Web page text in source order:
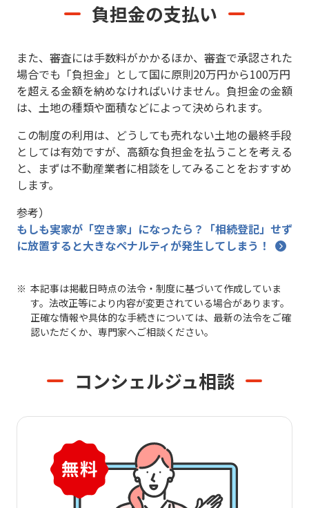
負担金の支払い
また、審査には手数料がかかるほか、審査で承認された
場合でも「負担金」として国に原則20万円から100万円
を超える金額を納めなければいけません。負担金の金額
は、土地の種類や面積などによって決められます。
この制度の利用は、どうしても売れない土地の最終手段
としては有効ですが、高額な負担金を払うことを考える
と、まずは不動産業者に相談をしてみることをおすすめ
します。
参考）
もしも実家が「空き家」になったら？「相続登記」せず
に放置すると大きなペナルティが発生してしまう！
本記事は掲載日時点の法令・制度に基づいて作成していま
す。法改正等により内容が変更されている場合があります。
正確な情報や具体的な手続きについては、最新の法令をご確
認いただくか、専門家へご相談ください。
コンシェルジュ相談